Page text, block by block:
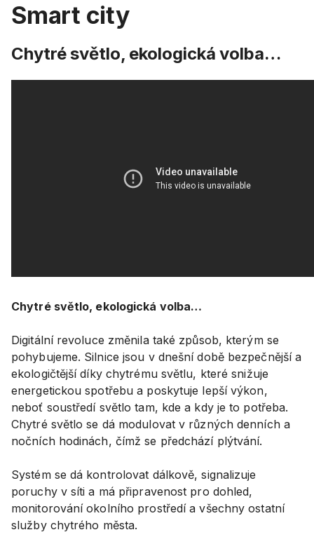
Smart city
Chytré světlo, ekologická volba…
Chytré světlo, ekologická volba…
Digitální revoluce změnila také způsob, kterým se
pohybujeme. Silnice jsou v dnešní době bezpečnější a
ekologičtější díky chytrému světlu, které snižuje
energetickou spotřebu a poskytuje lepší výkon,
neboť soustředí světlo tam, kde a kdy je to potřeba.
Chytré světlo se dá modulovat v různých denních a
nočních hodinách, čímž se předchází plýtvání.
Systém se dá kontrolovat dálkově, signalizuje
poruchy v síti a má připravenost pro dohled,
monitorování okolního prostředí a všechny ostatní
služby chytrého města.